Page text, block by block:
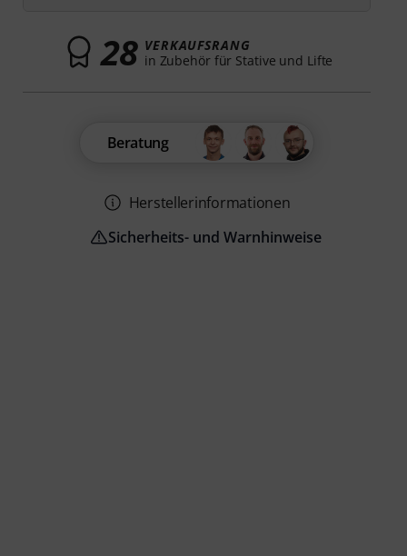
28 VERKAUFSRANG
in Zubehör für Stative und Lifte
Beratung
Herstellerinformationen
Sicherheits- und Warnhinweise